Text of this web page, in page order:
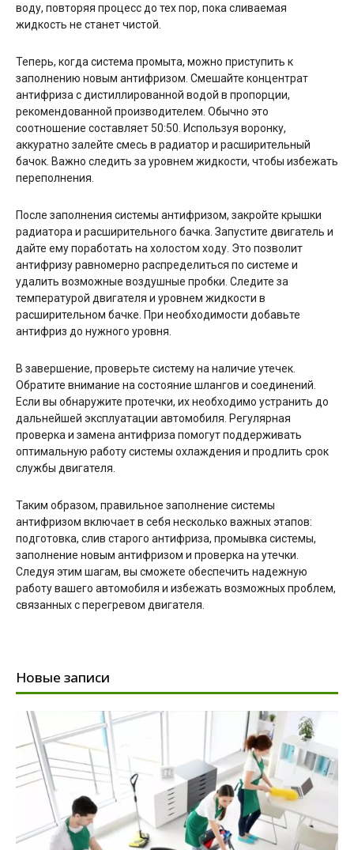
воду, повторяя процесс до тех пор, пока сливаемая
жидкость не станет чистой.
Теперь, когда система промыта, можно приступить к
заполнению новым антифризом. Смешайте концентрат
антифриза с дистиллированной водой в пропорции,
рекомендованной производителем. Обычно это
соотношение составляет 50:50. Используя воронку,
аккуратно залейте смесь в радиатор и расширительный
бачок. Важно следить за уровнем жидкости, чтобы избежать
переполнения.
После заполнения системы антифризом, закройте крышки
радиатора и расширительного бачка. Запустите двигатель и
дайте ему поработать на холостом ходу. Это позволит
антифризу равномерно распределиться по системе и
удалить возможные воздушные пробки. Следите за
температурой двигателя и уровнем жидкости в
расширительном бачке. При необходимости добавьте
антифриз до нужного уровня.
В завершение, проверьте систему на наличие утечек.
Обратите внимание на состояние шлангов и соединений.
Если вы обнаружите протечки, их необходимо устранить до
дальнейшей эксплуатации автомобиля. Регулярная
проверка и замена антифриза помогут поддерживать
оптимальную работу системы охлаждения и продлить срок
службы двигателя.
Таким образом, правильное заполнение системы
антифризом включает в себя несколько важных этапов:
подготовка, слив старого антифриза, промывка системы,
заполнение новым антифризом и проверка на утечки.
Следуя этим шагам, вы сможете обеспечить надежную
работу вашего автомобиля и избежать возможных проблем,
связанных с перегревом двигателя.
Новые записи